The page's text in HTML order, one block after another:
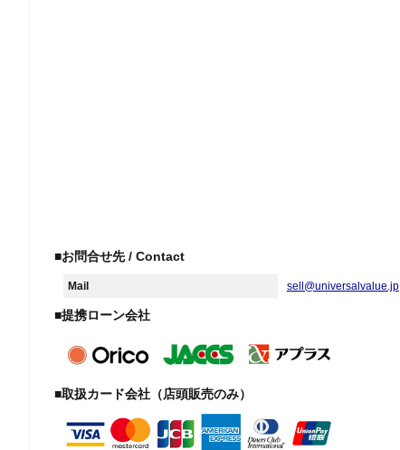
■お問合せ先 / Contact
Mail sell@universalvalue.jp
■提携ローン会社
■取扱カード会社（店頭販売のみ）